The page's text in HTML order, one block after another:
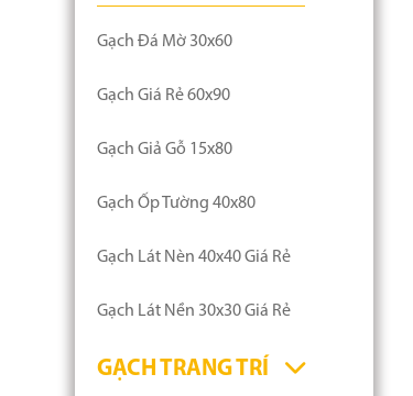
Gạch Đá Mờ 30x60
Gạch Giá Rẻ 60x90
Gạch Giả Gỗ 15x80
Gạch Ốp Tường 40x80
Gạch Lát Nèn 40x40 Giá Rẻ
Gạch Lát Nền 30x30 Giá Rẻ
GẠCH TRANG TRÍ